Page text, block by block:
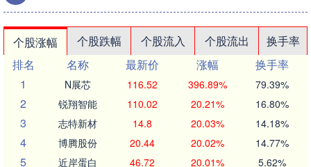
个股涨幅 个股跌幅 个股流入 个股流出
换手率
排名
名称 最新价 涨幅
换手率
1
N展芯 116.52 396.89% 79.39%
2 锐翔智能 110.02 20.21% 16.80%
3 志特新材 14.8 20.03% 14.18%
4 博腾股份 20.44 20.02% 14.77%
5 近岸蛋白 46.72 20.01% 5.62%